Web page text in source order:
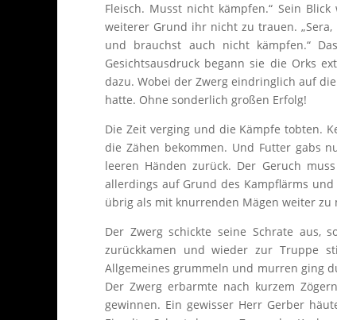
Fleisch. Musst nicht kämpfen.“ Sein
weiterer Grund ihr nicht zu trauen.
und brauchst auch nicht kämpfen.“
Gesichtsausdruck begann sie die Orks
dazu. Wobei der Zwerg eindringlich auf
hatte. Ohne sonderlich großen Erfolg!
Die Zeit verging und die Kämpfe tobten.
die Zähen bekommen. Und Futter gabs
leeren Händen zurück. Der Geruch
allerdings auf Grund des Kampflärms
übrig als mit knurrenden Mägen weiter zu
Der Zwerg schickte seine Schrate aus,
zurückkamen und wieder zur Truppe
Allgemeines grummeln und murren ging
Der Zwerg erbarmte nach kurzem
gewinnen. Ein gewisser Herr Gerber